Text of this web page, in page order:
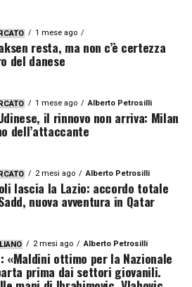
1 mese ago
resta, ma non c’è certezza
del danese
1 mese ago Alberto Petrosilli
il rinnovo non arriva: Milan
dell’attaccante
2 mesi ago Alberto Petrosilli
lascia la Lazio: accordo totale
nuova avventura in Qatar
2 mesi ago Alberto Petrosilli
«Maldini ottimo per la Nazionale
prima dai settori giovanili.